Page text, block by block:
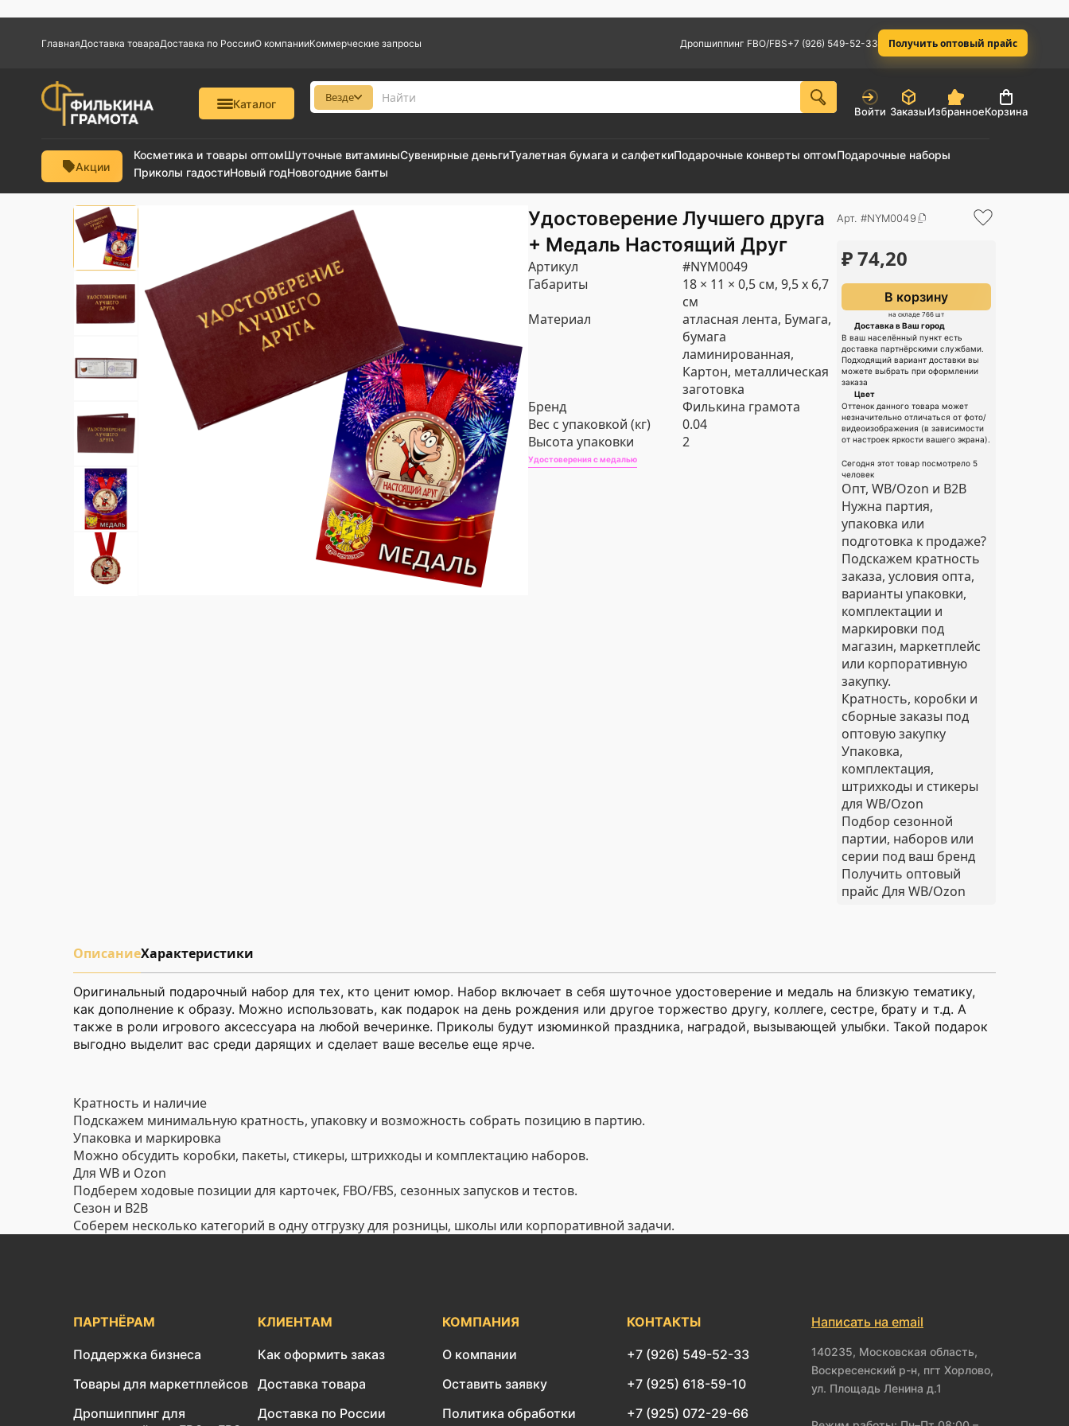
ГлавнаяДоставка товараДоставка по РоссииО компанииКоммерческие запросы Дропшиппинг FBO/FBS+7 (926) 549-52-33 Получить оптовый прайс
Каталог Везде
Войти ЗаказыИзбранноеКорзина
Акции
Косметика и товары оптомШуточные витаминыСувенирные деньгиТуалетная бумага и салфеткиПодарочные конверты оптомПодарочные наборы
Приколы гадостиНовый годНовогодние банты
Удостоверение Лучшего друга
+ Медаль Настоящий Друг
Артикул
#NYM0049
Габариты
18 × 11 × 0,5 см, 9,5 х 6,7
см
Материал
атласная лента, Бумага,
бумага
ламинированная,
Картон, металлическая
заготовка
Бренд
Филькина грамота
Вес с упаковкой (кг)
0.04
Высота упаковки
2
Удостоверения с медалью
Арт. #NYM0049
₽74,20
В корзину
на складе 766 шт
Доставка в Ваш город
В ваш населённый пункт есть
доставка партнёрскими службами.
Подходящий вариант доставки вы
можете выбрать при оформлении
заказа
Цвет
Оттенок данного товара может
незначительно отличаться от фото/
видеоизображения (в зависимости
от настроек яркости вашего экрана).
Сегодня этот товар посмотрело 5
человек
Опт, WB/Ozon и B2B
Нужна партия,
упаковка или
подготовка к продаже?
Подскажем кратность
заказа, условия опта,
варианты упаковки,
комплектации и
маркировки под
магазин, маркетплейс
или корпоративную
закупку.
Кратность, коробки и
сборные заказы под
оптовую закупку
Упаковка,
комплектация,
штрихкоды и стикеры
для WB/Ozon
Подбор сезонной
партии, наборов или
серии под ваш бренд
Получить оптовый
прайс Для WB/Ozon
ОписаниеХарактеристики
Оригинальный подарочный набор для тех, кто ценит юмор. Набор включает в себя шуточное удостоверение и медаль на близкую тематику,
как дополнение к образу. Можно использовать, как подарок на день рождения или другое торжество другу, коллеге, сестре, брату и т.д. А
также в роли игрового аксессуара на любой вечеринке. Приколы будут изюминкой праздника, наградой, вызывающей улыбки. Такой подарок
выгодно выделит вас среди дарящих и сделает ваше веселье еще ярче.
Кратность и наличие
Подскажем минимальную кратность, упаковку и возможность собрать позицию в партию.
Упаковка и маркировка
Можно обсудить коробки, пакеты, стикеры, штрихкоды и комплектацию наборов.
Для WB и Ozon
Подберем ходовые позиции для карточек, FBO/FBS, сезонных запусков и тестов.
Сезон и B2B
Соберем несколько категорий в одну отгрузку для розницы, школы или корпоративной задачи.
ПАРТНЁРАМ
Поддержка бизнеса
Товары для маркетплейсов
Дропшиппинг для
КЛИЕНТАМ
Как оформить заказ
Доставка товара
Доставка по России
КОМПАНИЯ
О компании
Оставить заявку
Политика обработки
КОНТАКТЫ
+7 (926) 549-52-33
+7 (925) 618-59-10
+7 (925) 072-29-66
Написать на email
140235, Московская область,
Воскресенский р-н, пгт Хорлово,
ул. Площадь Ленина д.1